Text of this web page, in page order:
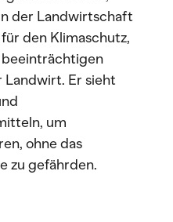
der Landwirtschaft
den Klimaschutz,
Landwirt. Er sieht
um
ohne das
zu gefährden.